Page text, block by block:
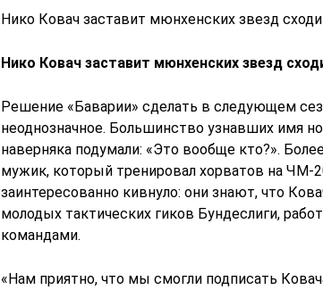
Нико Ковач заставит мюнхенских звезд
Нико Ковач заставит мюнхенских звезд
Решение «Баварии» сделать в следующем
неоднозначное. Большинство узнавших имя
наверняка подумали: «Это вообще кто?».
мужик, который тренировал хорватов на
заинтересованно кивнуло: они знают, что
молодых тактических гиков Бундеслиги,
командами.
«Нам приятно, что мы смогли подписать